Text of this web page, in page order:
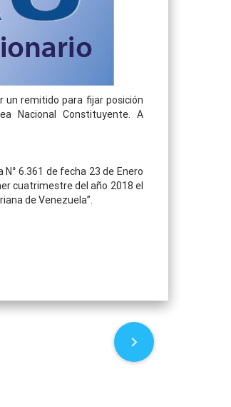
un remitido para fijar posición
Nacional Constituyente. A
6.361 de fecha 23 de Enero
cuatrimestre del año 2018 el
de Venezuela”.